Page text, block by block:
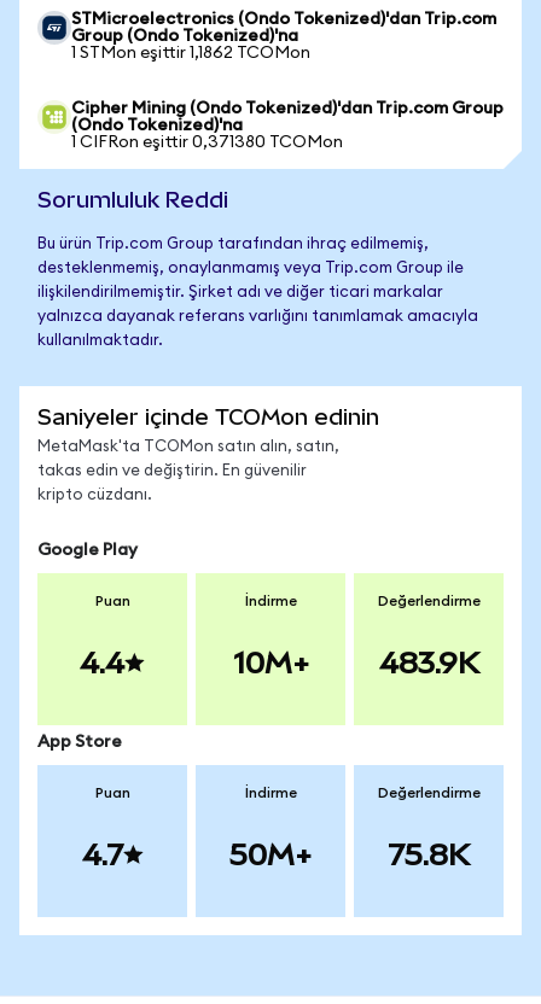
STMicroelectronics (Ondo Tokenized)'dan Trip.com
Group (Ondo Tokenized)'na
1 STMon eşittir 1,1862 TCOMon
Cipher Mining (Ondo Tokenized)'dan Trip.com Group
(Ondo Tokenized)'na
1 CIFRon eşittir 0,371380 TCOMon
Sorumluluk Reddi
Bu ürün Trip.com Group tarafından ihraç edilmemiş,
desteklenmemiş, onaylanmamış veya Trip.com Group ile
ilişkilendirilmemiştir. Şirket adı ve diğer ticari markalar
yalnızca dayanak referans varlığını tanımlamak amacıyla
kullanılmaktadır.
Saniyeler içinde TCOMon edinin
MetaMask'ta TCOMon satın alın, satın,
takas edin ve değiştirin. En güvenilir
kripto cüzdanı.
Google Play
Puan
4.4
İndirme
10M+
Değerlendirme
483.9K
App Store
Puan
4.7
İndirme
50M+
Değerlendirme
75.8K